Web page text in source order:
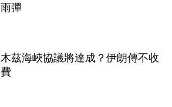
彈
茲海峽協議將達成？伊朗傳不收